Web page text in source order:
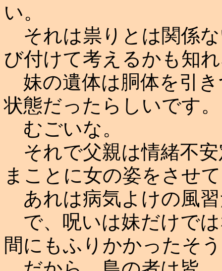
い。
それは祟りとは関係
び付けて考えるかも知
妹の遺体は胴体を引
状態だったらしいです。
むごいな。
それで父親は情緒不
まことに女の姿をさせ
あれは病気よけの風
で、呪いは妹だけで
間にもふりかかったそ